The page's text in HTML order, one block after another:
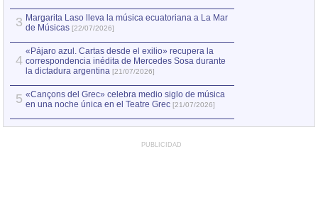
3 Margarita Laso lleva la música ecuatoriana a La Mar
de Músicas [22/07/2026]
4
«Pájaro azul. Cartas desde el exilio» recupera la
correspondencia inédita de Mercedes Sosa durante
la dictadura argentina [21/07/2026]
5 «Cançons del Grec» celebra medio siglo de música
en una noche única en el Teatre Grec [21/07/2026]
PUBLICIDAD